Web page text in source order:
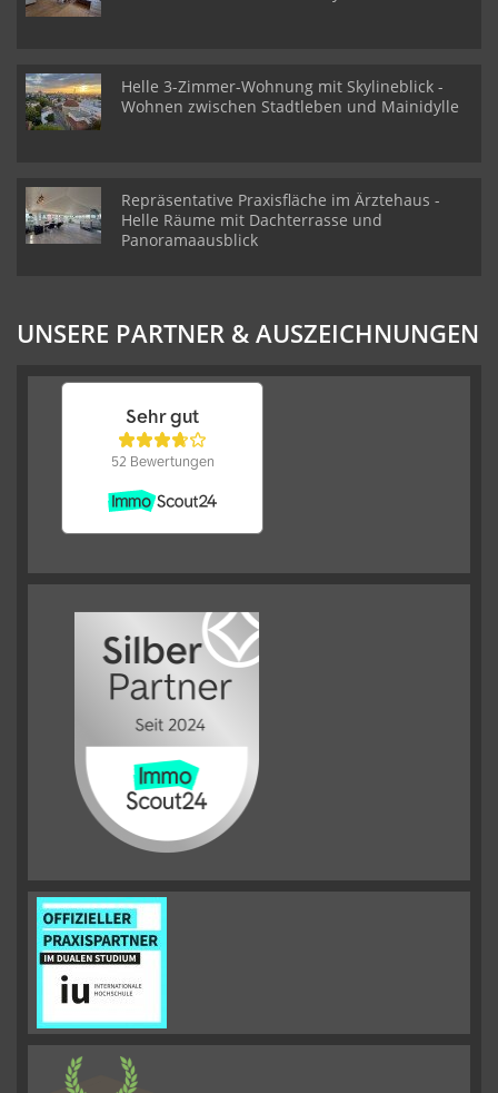
Helle 3-Zimmer-Wohnung mit Skylineblick -
Wohnen zwischen Stadtleben und Mainidylle
Repräsentative Praxisfläche im Ärztehaus -
Helle Räume mit Dachterrasse und
Panoramaausblick
UNSERE PARTNER & AUSZEICHNUNGEN